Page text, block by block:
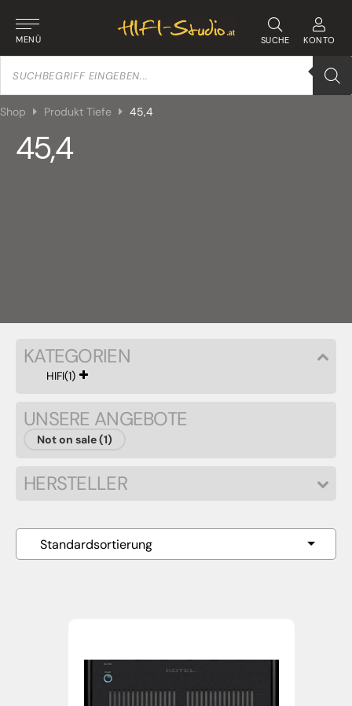
MENÜ SUCHE KONTO
Products
search
Shop Produkt Tiefe 45,4
45,4
KATEGORIEN
HIFI(1)
UNSERE ANGEBOTE
Not on sale (1)
HERSTELLER